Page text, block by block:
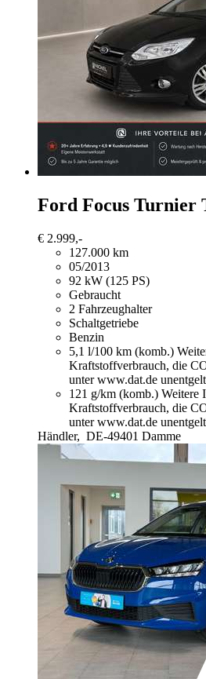
Ford Focus Turnier
€ 2.999,-
127.000 km
05/2013
92 kW (125 PS)
Gebraucht
2 Fahrzeughalter
Schaltgetriebe
Benzin
5,1 l/100 km (komb.)
Kraftstoffverbrauch, die
unter www.dat.de
121 g/km (komb.) Weitere
Kraftstoffverbrauch, die
unter www.dat.de
Händler, DE-49401 Damme